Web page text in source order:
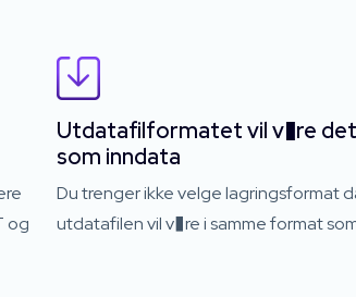
og
Utdatafilformatet vil v�re
som inndata
Du trenger ikke velge lagringsformat
utdatafilen vil v�re i samme format